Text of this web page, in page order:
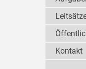
Kontakt